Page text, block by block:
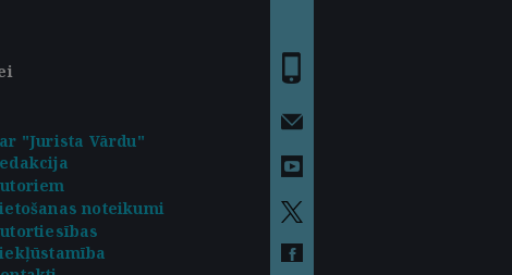
"Jurista Vārdu"
noteikumi